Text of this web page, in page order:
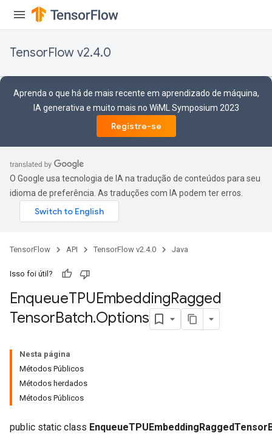
TensorFlow v2.4.0
Aprenda o que há de mais recente em aprendizado de máquina,
IA generativa e muito mais no WiML Symposium 2023
Registre-se
O Google usa tecnologia de IA na tradução de conteúdos para seu
idioma de preferência. As traduções com IA podem ter erros.
TensorFlow API TensorFlow v2.4.0 Java
Isso foi útil?
EnqueueTPUEmbeddingRagged
TensorBatch.Options
Nesta página
Métodos Públicos
Métodos herdados
Métodos Públicos
public static class